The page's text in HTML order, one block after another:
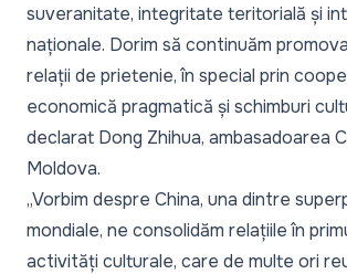
suveranitate, integritate teritorială și
naționale. Dorim să continuăm
relații de prietenie, în special prin
economică pragmatică și schimburi
declarat Dong Zhihua, ambasadoarea
Moldova.
„Vorbim despre China, una dintre
mondiale, ne consolidăm relațiile în
activități culturale, care de multe ori